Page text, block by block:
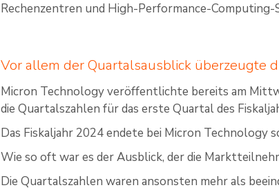
Rechenzentren und High-Performance-Computing-
Vor allem der Quartalsausblick überzeugte
Micron Technology veröffentlichte bereits am
die Quartalszahlen für das erste Quartal des
Das Fiskaljahr 2024 endete bei Micron Technology
Wie so oft war es der Ausblick, der die
Die Quartalszahlen waren ansonsten mehr als